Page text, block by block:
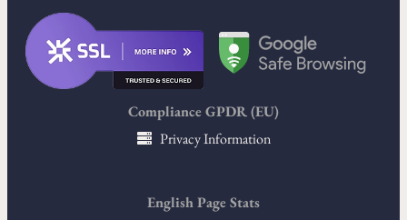
Compliance GPDR (EU)
Privacy Information
English Page Stats